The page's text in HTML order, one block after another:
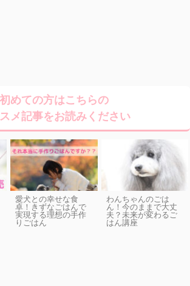
初めての方はこちらの
メ記事をお読みください
愛犬との幸せな食
卓！きずなごはんで
実現する理想の手作
りごはん
わんちゃんのごは
ん！今のままで大丈
夫？未来が変わるご
はん講座